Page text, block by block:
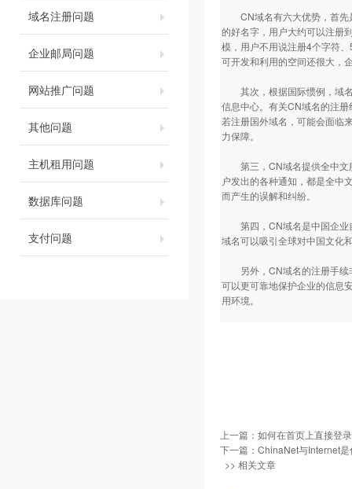
域名注册问题
企业邮局问题
网站推广问题
其他问题
主机租用问题
数据库问题
支付问题
CN域名有六大优势，首先
的好名字，用户大约可以注册
模，用户不用说注册4个字符
可开发和利用的空间还很大，
其次，根据国际惯例，域名
信息中心。有关CN域名的注
若注册国外域名，可能会面临
力保障。
第三，CN域名提供全中文
户发出的各种通知，都是全中
而产生的误解和纠纷。
第四，CN域名是中国企业
域名可以吸引全球对中国文化
另外，CN域名的注册手续
可以更可靠地保护企业的信息
用环境。
上一篇： 如何在首页上直接登
下一篇： ChinaNet与Internet
>> 相关文章